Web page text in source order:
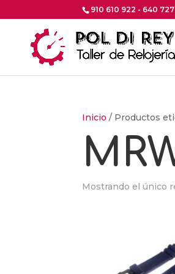
910 610 922 - 640
Inicio / Productos
Mostrando el único